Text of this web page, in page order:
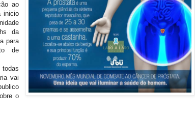
ao
inicio
da
para
de
todas
vai
o